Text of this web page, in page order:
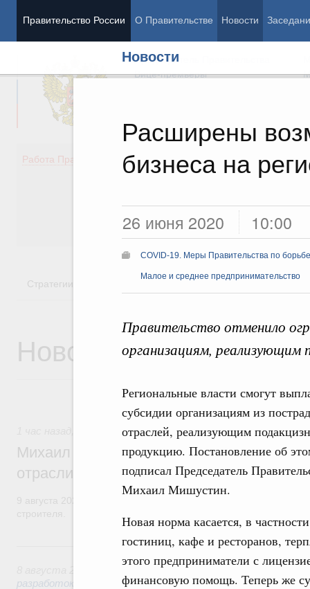
Правительство России О Правительстве Новости
Новости
Расширены
бизнеса на
26 июня 2020 10:00
COVID-19. Меры Правительства по
Малое и среднее предпринимательство
Правительство отменило
организациям, реализующим
Региональные власти смогут
субсидии организациям из
отраслей, реализующим
продукцию. Постановление об
подписал Председатель
Михаил Мишустин.
Новая норма касается, в
гостиниц, кафе и ресторанов,
этого предприниматели с
финансовую помощь. Теперь же
Председатель Правительства
Вице-премьеры
Работа Правительства
Демография
Здоровье
Общество
Государство
Стратегии Государственные программы
Новости
Регулирование в сфере строительства
Михаил Мишустин поздравил
отрасли с профессиональным
9 августа 2026 года отмечается профессиональный праздник
Вчера
Государственная политика в сфере
разработок